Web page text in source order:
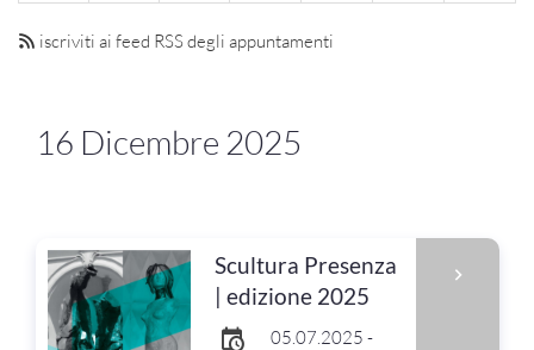
iscriviti ai feed RSS degli appuntamenti
16 Dicembre 2025
Scultura Presenza
| edizione 2025
05.07.2025 -